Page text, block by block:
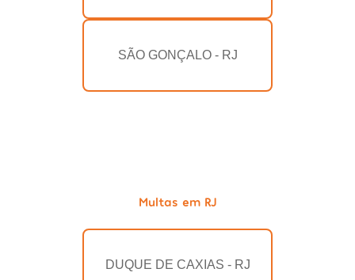
SÃO GONÇALO - RJ
Multas em RJ
DUQUE DE CAXIAS - RJ